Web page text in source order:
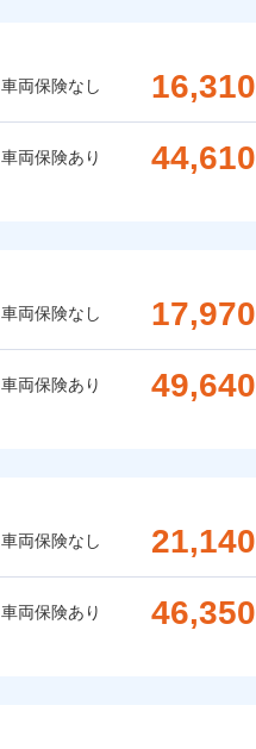
車両保険なし 16,310
車両保険あり 44,610
車両保険なし 17,970
車両保険あり 49,640
車両保険なし 21,140
車両保険あり 46,350